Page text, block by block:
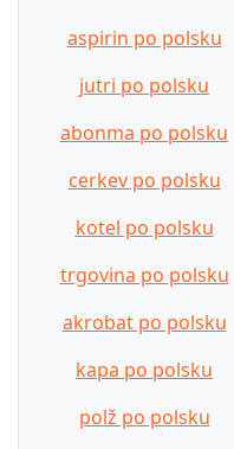
aspirin po polsku
jutri po polsku
abonma po polsku
cerkev po polsku
kotel po polsku
trgovina po polsku
akrobat po polsku
kapa po polsku
polž po polsku